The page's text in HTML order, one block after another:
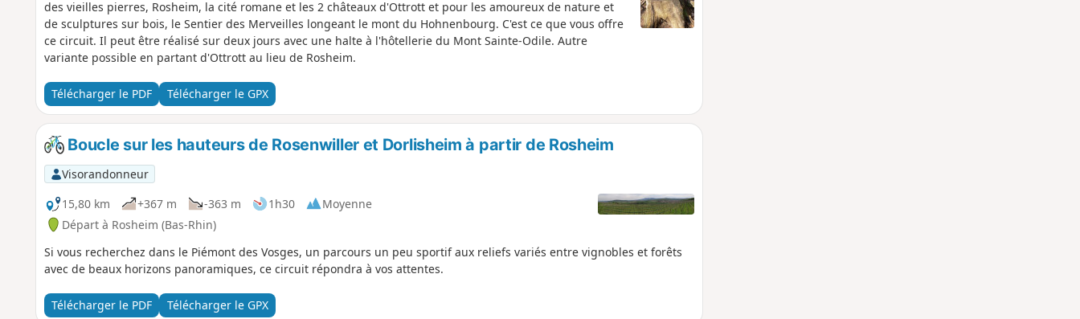
des vieilles pierres, Rosheim, la cité romane et les 2 châteaux d'Ottrott et pour les amoureux de nature et
de sculptures sur bois, le Sentier des Merveilles longeant le mont du Hohnenbourg. C'est ce que vous offre
ce circuit. Il peut être réalisé sur deux jours avec une halte à l'hôtellerie du Mont Sainte-Odile. Autre
variante possible en partant d'Ottrott au lieu de Rosheim.
Télécharger le PDF Télécharger le GPX
Boucle sur les hauteurs de Rosenwiller et Dorlisheim à partir de Rosheim
Visorandonneur
15,80 km
+367 m -363 m 1h30
Moyenne
Départ à Rosheim (Bas-Rhin)
Si vous recherchez dans le Piémont des Vosges, un parcours un peu sportif aux reliefs variés entre vignobles et forêts
avec de beaux horizons panoramiques, ce circuit répondra à vos attentes.
Télécharger le PDF Télécharger le GPX